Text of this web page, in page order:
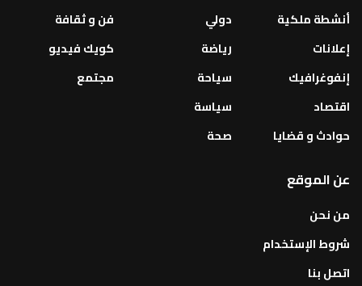
أنشطة ملكية
إعلانات
إنفوغرافيك
اقتصاد
حوادث و قضايا
دولي
رياضة
سياحة
سياسة
صحة
فن و ثقافة
كويك فيديو
مجتمع
عن الموقع
من نحن
شروط الإستخدام
اتصل بنا